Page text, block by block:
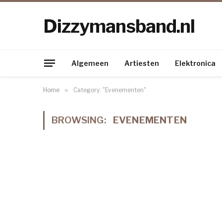
Dizzymansband.nl
Algemeen Artiesten Elektronica
Home » Category: "Evenementen"
BROWSING: EVENEMENTEN